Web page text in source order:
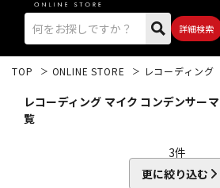
詳細検索
TOP ONLINE STORE レコーディング
レコーディング マイク コンデンサー
覧
3件
更に絞り込む